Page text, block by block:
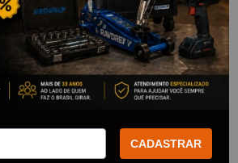
Polido (1000g) –
CADASTRAR